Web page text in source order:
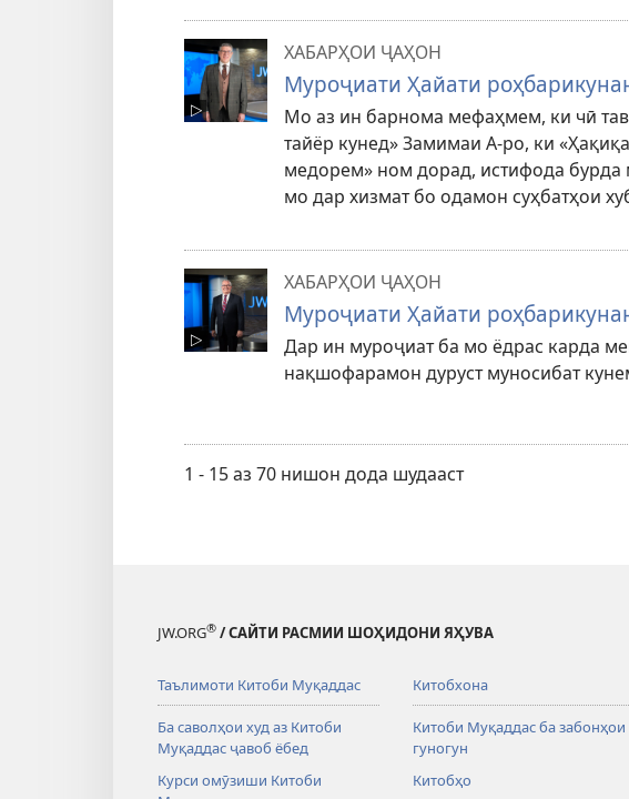
ХАБАРҲОИ ҶАҲОН
Муроҷиати Ҳайати
Мо аз ин барнома мефаҳмем, ки чӣ
тайёр кунед» Замимаи А-ро, ки
медорем» ном дорад, истифода бурда
мо дар хизмат бо одамон суҳбатҳои
ХАБАРҲОИ ҶАҲОН
Муроҷиати Ҳайати
Дар ин муроҷиат ба мо ёдрас карда
нақшофарамон дуруст муносибат
1 - 15 аз 70 нишон дода шудааст
JW.ORG® / САЙТИ РАСМИИ ШОҲИДОНИ ЯҲУВА
Таълимоти Китоби Муқаддас
Ба саволҳои худ аз Китоби
Муқаддас ҷавоб ёбед
Курси омӯзиши Китоби
Китобхона
Китоби Муқаддас ба забонҳои
гуногун
Китобҳо